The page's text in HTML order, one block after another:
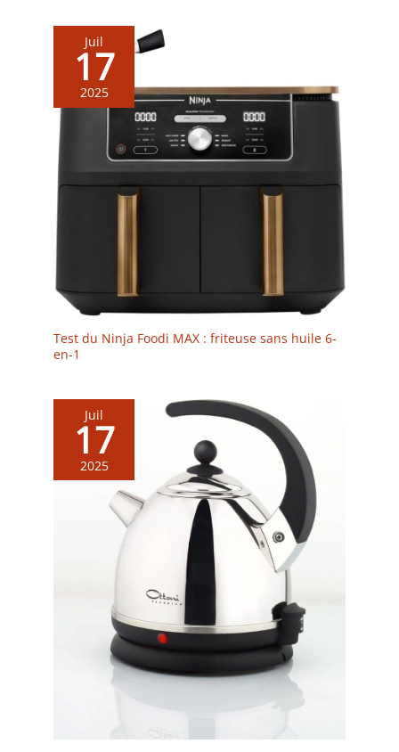
Juil
17
2025
Test du Ninja Foodi MAX : friteuse sans huile 6-
en-1
Juil
17
2025